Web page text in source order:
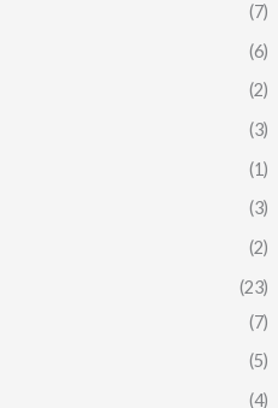
(7)
(6)
(2)
(3)
(1)
(3)
(2)
(23)
(7)
(5)
(4)